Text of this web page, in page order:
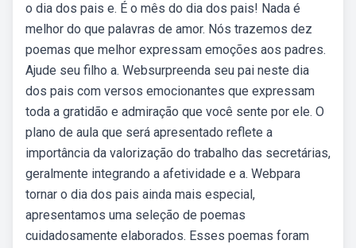
o dia dos pais e. É o mês do dia dos pais! Nada é
melhor do que palavras de amor. Nós trazemos dez
poemas que melhor expressam emoções aos padres.
Ajude seu filho a. Websurpreenda seu pai neste dia
dos pais com versos emocionantes que expressam
toda a gratidão e admiração que você sente por ele. O
plano de aula que será apresentado reflete a
importância da valorização do trabalho das secretárias,
geralmente integrando a afetividade e a. Webpara
tornar o dia dos pais ainda mais especial,
apresentamos uma seleção de poemas
cuidadosamente elaborados. Esses poemas foram